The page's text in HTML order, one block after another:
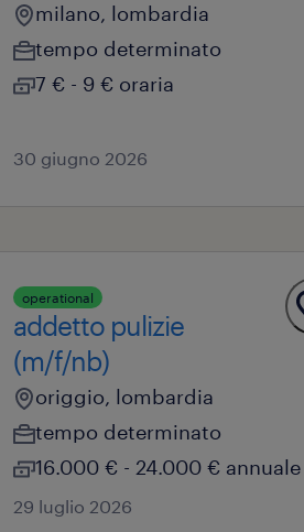
milano, lombardia
tempo determinato
7 € - 9 € oraria
30 giugno 2026
operational
addetto pulizie
(m/f/nb)
origgio, lombardia
tempo determinato
16.000 € - 24.000 € annuale
29 luglio 2026